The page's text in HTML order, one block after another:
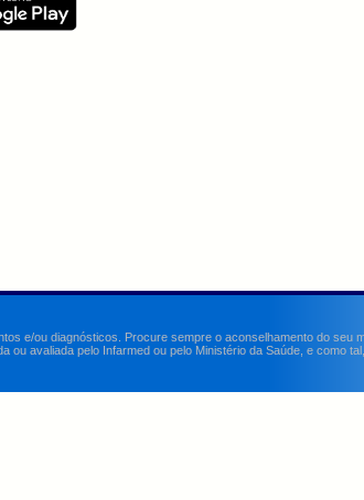
e/ou diagnósticos. Procure sempre o aconselhamento do seu
avaliada pelo Infarmed ou pelo Ministério da Saúde, e como